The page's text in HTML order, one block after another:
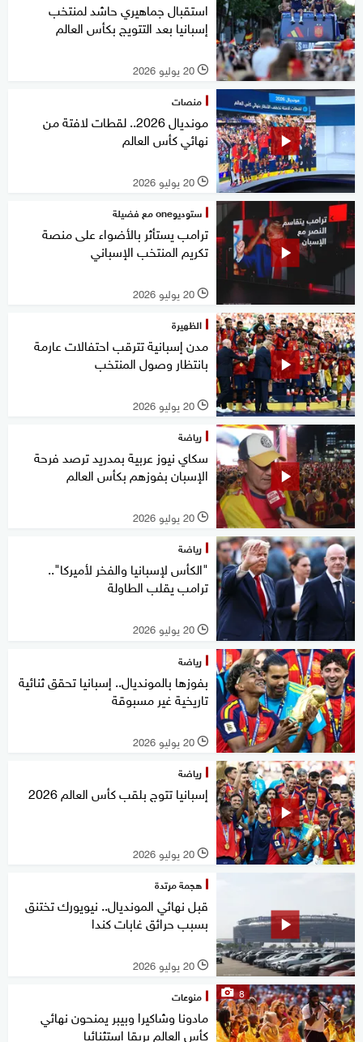
استقبال جماهيري حاشد لمنتخب
إسبانيا بعد التتويج بكأس العالم
l 20 يوليو 2026
منصات
مونديال 2026.. لقطات لافتة من
نهائي كأس العالم
l 20 يوليو 2026
ستوديوone مع فضيلة
ترامب يستأثر بالأضواء على منصة
تكريم المنتخب الإسباني
l 20 يوليو 2026
الظهيرة
مدن إسبانية تترقب احتفالات عارمة
بانتظار وصول المنتخب
l 20 يوليو 2026
رياضة
سكاي نيوز عربية بمدريد ترصد فرحة
الإسبان بفوزهم بكأس العالم
l 20 يوليو 2026
رياضة
"الكأس لإسبانيا والفخر لأميركا"..
ترامب يقلب الطاولة
l 20 يوليو 2026
رياضة
بفوزها بالمونديال.. إسبانيا تحقق ثنائية
تاريخية غير مسبوقة
l 20 يوليو 2026
رياضة
إسبانيا تتوج بلقب كأس العالم 2026
l 20 يوليو 2026
هجمة مرتدة
قبل نهائي المونديال.. نيويورك تختنق
بسبب حرائق غابات كندا
l 20 يوليو 2026
8 منوعات
مادونا وشاكيرا وبيبر يمنحون نهائي
كأس العالم بريقا استثنائيا